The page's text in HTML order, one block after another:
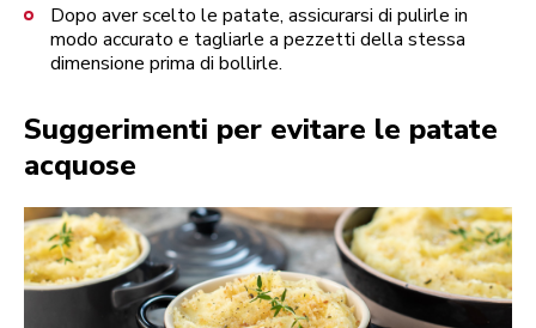
Dopo aver scelto le patate, assicurarsi di pulirle in
modo accurato e tagliarle a pezzetti della stessa
dimensione prima di bollirle.
Suggerimenti per evitare le patate
acquose